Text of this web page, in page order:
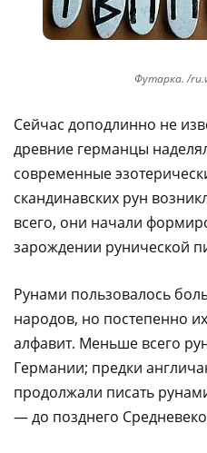
Футарка. /
Сейчас доподлинно не
древние германцы
современные
скандинавских рун
всего, они начали
зарождении рунической
Рунами пользовалось
народов, но постепенно
алфавит. Меньше всего
Германии; предки
продолжали писать
— до позднего